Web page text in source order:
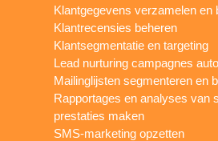
Klantgegevens verzamelen en
Klantrecensies beheren
Klantsegmentatie en targeting
Lead nurturing campagnes
Mailinglijsten segmenteren en
Rapportages en analyses van
prestaties maken
SMS-marketing opzetten